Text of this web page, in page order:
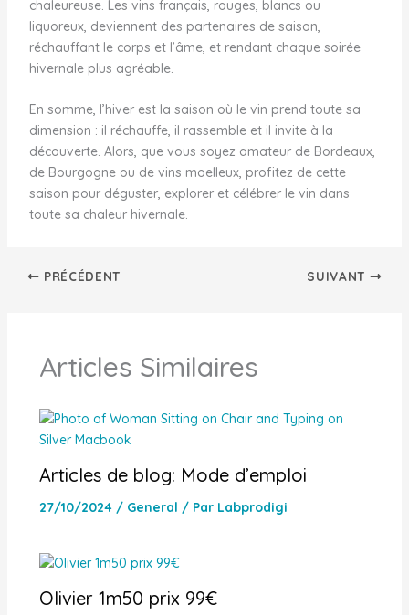
chaleureuse. Les vins français, rouges, blancs ou
liquoreux, deviennent des partenaires de saison,
réchauffant le corps et l’âme, et rendant chaque soirée
hivernale plus agréable.
En somme, l’hiver est la saison où le vin prend toute sa
dimension : il réchauffe, il rassemble et il invite à la
découverte. Alors, que vous soyez amateur de Bordeaux,
de Bourgogne ou de vins moelleux, profitez de cette
saison pour déguster, explorer et célébrer le vin dans
toute sa chaleur hivernale.
PRÉCÉDENT SUIVANT
Articles Similaires
Articles de blog: Mode d’emploi
27/10/2024 / General / Par Labprodigi
Olivier 1m50 prix 99€